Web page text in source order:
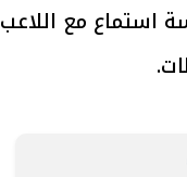
استماع مع اللاعب